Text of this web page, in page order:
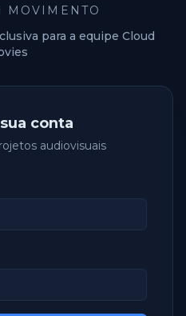
MOVIMENTO
para a equipe Cloud
conta
audiovisuais